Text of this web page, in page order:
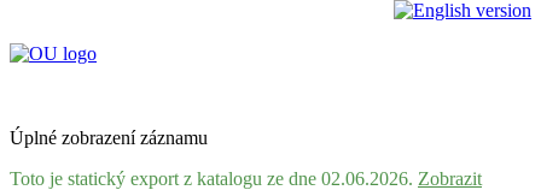
Úplné zobrazení záznamu
Toto je statický export z katalogu ze dne 02.06.2026. Zobrazit